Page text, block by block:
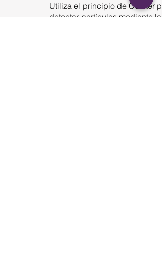
Utiliza el principio de Coulter
detectar partículas mediante la